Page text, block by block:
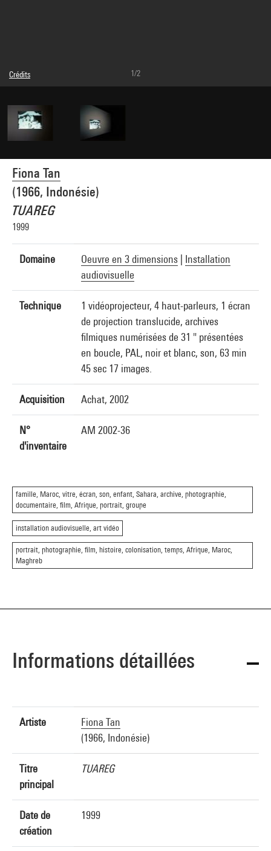
Fiona Tan
(1966, Indonésie)
TUAREG
1999
Domaine Oeuvre en 3 dimensions
Installation
audiovisuelle
Technique
1 vidéoprojecteur, 4 haut-parleurs, 1 écran
de projection translucide, archives
filmiques numérisées de 31 " présentées
en boucle, PAL, noir et blanc, son, 63 min
45 sec 17 images.
Acquisition Achat, 2002
N°
d'inventaire
AM 2002-36
famille, Maroc, vitre, écran, son, enfant, Sahara, archive, photographie,
documentaire, film, Afrique, portrait, groupe
installation audiovisuelle, art vidéo
portrait, photographie, film, histoire, colonisation, temps, Afrique, Maroc,
Maghreb
Crédits
© Adagp, Paris
Réf. image : 4R14269 [2004 CX 0238]
1/2
Informations détaillées
Artiste
Fiona Tan
(1966, Indonésie)
Titre
principal
TUAREG
Date de
création
1999